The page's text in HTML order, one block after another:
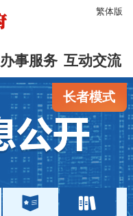
繁体版
办事服务 互动交流
长者模式